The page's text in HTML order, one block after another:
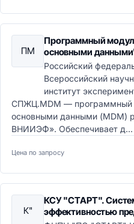
ПМ
Программный
основными
Российский
Всероссийский
институт
СПЖЦ.MDM — программный
основными данными (MDM)
ВНИИЭФ». Обеспечивает д...
Цена по запросу
К"
КСУ "СТАРТ".
эффективностью